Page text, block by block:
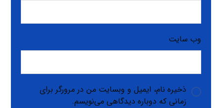
وب‌ سایت
ذخیره نام، ایمیل و وبسایت من در مرورگر برای
زمانی که دوباره دیدگاهی می‌نویسم.